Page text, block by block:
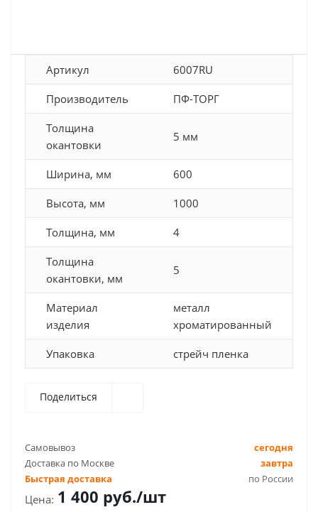
Артикул 6007RU
Производитель ПФ-ТОРГ
Толщина
окантовки
5 мм
Ширина, мм 600
Высота, мм 1000
Толщина, мм 4
Толщина
окантовки, мм
5
Материал
изделия
металл
хроматированный
Упаковка стрейч пленка
Поделиться
Самовывоз
сегодня
Доставка по Москве
завтра
Быстрая доставка
по России
1 400 руб./шт